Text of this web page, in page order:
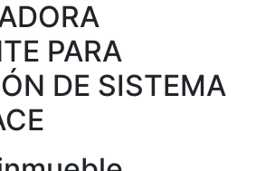
PARA
DE SISTEMA